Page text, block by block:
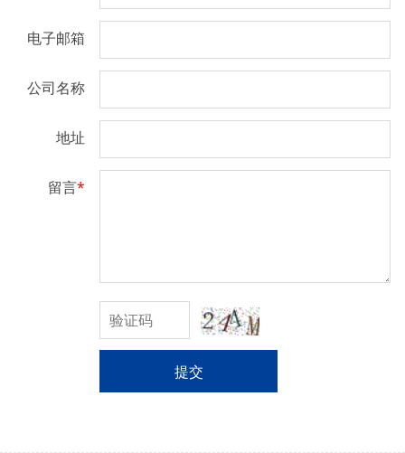
电子邮箱
公司名称
地址
留言*
提交